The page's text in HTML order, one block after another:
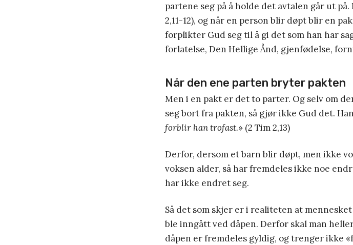
partene seg på å holde det avtalen går ut
2,11-12), og når en person blir døpt blir en
forplikter Gud seg til å gi det som han har
forlatelse, Den Hellige Ånd, gjenfødelse,
Når den ene parten bryter pakten
Men i en pakt er det to parter. Og selv om
seg bort fra pakten, så gjør ikke Gud det.
forblir han trofast.» (2 Tim 2,13)
Derfor, dersom et barn blir døpt, men ikke
voksen alder, så har fremdeles ikke noe
har ikke endret seg.
Så det som skjer er i realiteten at mennesket
ble inngått ved dåpen. Derfor skal man
dåpen er fremdeles gyldig, og trenger ikke